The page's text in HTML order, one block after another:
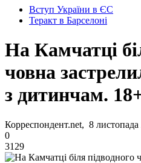
Вступ України в ЄС
Теракт в Барселоні
На Камчатці
човна
з дитинчам.
Корреспондент.net, 8 листопада
0
3129